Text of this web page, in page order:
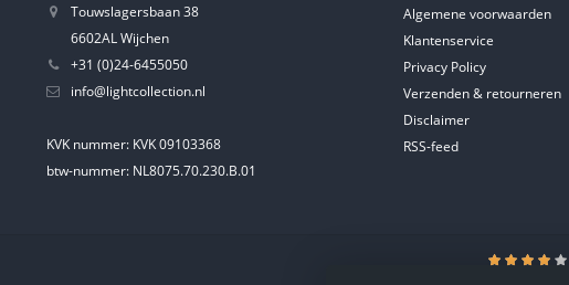
Touwslagersbaan 38
6602AL Wijchen
+31 (0)24-6455050
info@lightcollection.nl
KVK nummer: KVK 09103368
btw-nummer: NL8075.70.230.B.01
Algemene voorwaarden
Klantenservice
Privacy Policy
Verzenden & retourneren
Disclaimer
RSS-feed